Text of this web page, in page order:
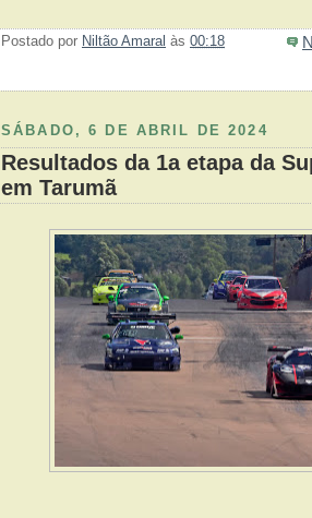
Postado por Niltão Amaral às 00:18
SÁBADO, 6 DE ABRIL DE 2024
Resultados da 1a etapa da
em Tarumã